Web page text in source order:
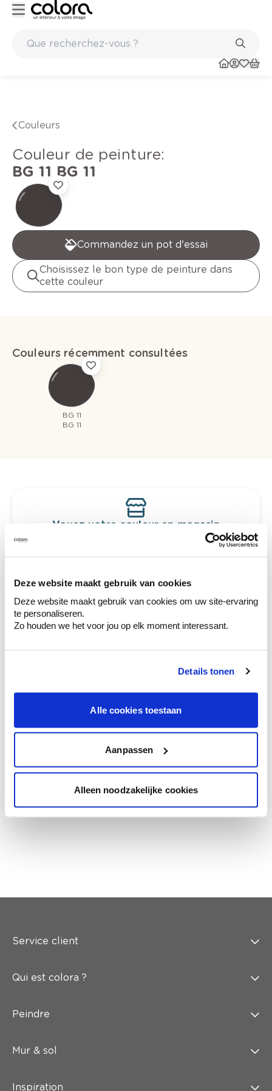
Deze website maakt gebruik van cookies
Deze website maakt gebruik van cookies om uw site-ervaring
te personaliseren.
Zo houden we het voor jou op elk moment interessant.
Details tonen
Alle cookies toestaan
Aanpassen
Alleen noodzakelijke cookies
Couleurs
Couleur de peinture:
BG 11 BG 11
Commandez un pot d'essai
Choisissez le bon type de peinture dans
cette couleur
Couleurs récemment consultées
BG 11
BG 11
Voyez votre couleur en magasin
Découvrez des échantillons de votre
votre couleur.
Obtenez des conseils personnalisés sur la
combinaison de couleurs.
Conseil couleur à domicile
en couleur.
l'éclairage et de votre mobilier.
Obtenez un contrôle technologique de vos
Service client
Qui est colora ?
Peindre
Mur & sol
Inspiration